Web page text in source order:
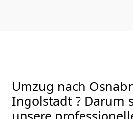
Umzug nach
Ingolstadt ? Darum
unsere